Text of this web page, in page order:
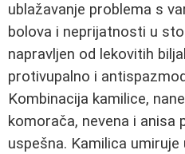
ublažavanje problema s
bolova i neprijatnosti u
napravljen od lekovitih
protivupalno i
Kombinacija kamilice,
komorača, nevena i anisa
uspešna. Kamilica umiruje